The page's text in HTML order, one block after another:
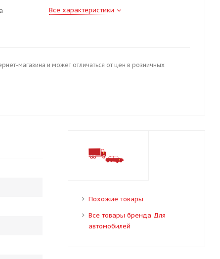
Все характеристики
магазина и может отличаться от цен в розничных
Похожие товары
Все товары бренда Для
автомобилей